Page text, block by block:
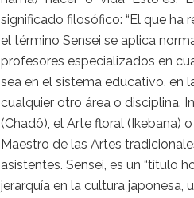
significado filosófico: “El que ha
el término Sensei se aplica
profesores especializados en
sea en el sistema educativo, en
cualquier otro área o disciplina.
(Chadô), el Arte floral (Ikebana)
Maestro de las Artes
asistentes. Sensei, es un “título
jerarquía en la cultura japonesa,